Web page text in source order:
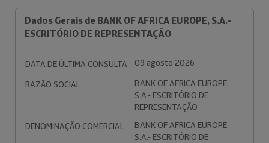
Dados Gerais de BANK OF AFRICA EUROPE, S.A.-
ESCRITÓRIO DE REPRESENTAÇÃO
DATA DE ÚLTIMA CONSULTA
09 agosto 2026
RAZÃO SOCIAL
BANK OF AFRICA EUROPE,
S.A.- ESCRITÓRIO DE
REPRESENTAÇÃO
DENOMINAÇÃO COMERCIAL
BANK OF AFRICA EUROPE,
S.A.- ESCRITÓRIO DE